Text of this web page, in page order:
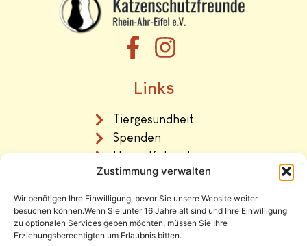
Zustimmung verwalten
Wir benötigen Ihre Einwilligung, bevor Sie unsere Website weiter
besuchen können.Wenn Sie unter 16 Jahre alt sind und Ihre Einwilligung
zu optionalen Services geben möchten, müssen Sie Ihre
Erziehungsberechtigten um Erlaubnis bitten.
Links
Tiergesundheit
Spenden
Unser Katzenhaus
Vermittlung
Rechtliches
Impressum